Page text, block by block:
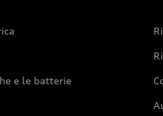
e le batterie